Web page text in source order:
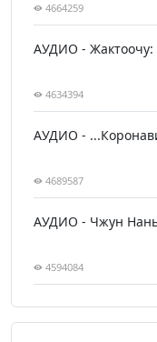
4664259
АУДИО - Жактоочу:
4634394
АУДИО -
4689587
АУДИО - Чжун
4594084